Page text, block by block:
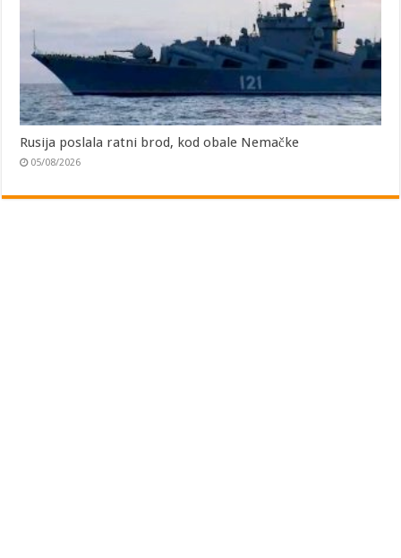
Rusija poslala ratni brod, kod obale Nemačke
05/08/2026